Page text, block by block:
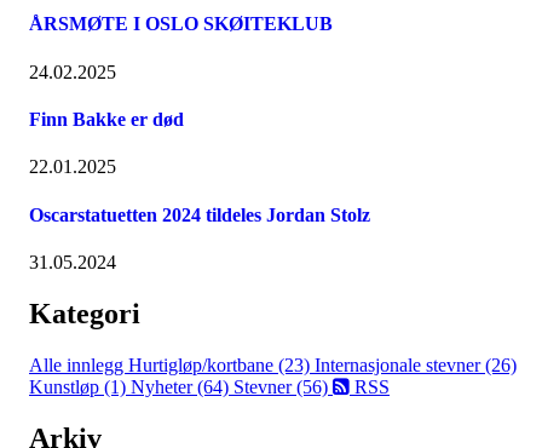
ÅRSMØTE I OSLO SKØITEKLUB
24.02.2025
Finn Bakke er død
22.01.2025
Oscarstatuetten 2024 tildeles Jordan Stolz
31.05.2024
Kategori
Alle innlegg Hurtigløp/kortbane (23) Internasjonale stevner (26)
Kunstløp (1) Nyheter (64) Stevner (56) RSS
Arkiv